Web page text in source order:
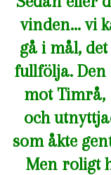
vinden… vi
gå i mål,
fullfölja. Den
mot Timrå,
och
som åkte
Men roligt